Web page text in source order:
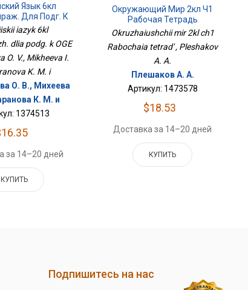
Язык 6кл
Для Подг. К
ОГЭiazyk 6kl
dlia podg. k OGE
O. V., Mikheeva I.
K. M. i
О. В., Михеева
К. М. и
1374513
за 14–20 дней
КУПИТЬ
Окружающий Мир 2кл Ч1
Рабочая Тетрадь
Okruzhaiushchii mir 2kl ch1
Rabochaia tetrad' , Pleshakov
A. A.
Плешаков А. А.
Артикул: 1473578
$18.53
Доставка за 14–20 дней
КУПИТЬ
Подпишитесь на нас